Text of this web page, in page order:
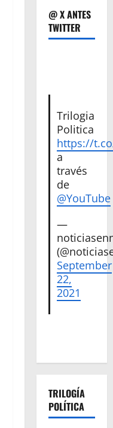
@ X ANTES
TWITTER
Trilogia
Politica
https://
a
través
de
@YouTube
—
September
22,
2021
TRILOGÍA
POLÍTICA